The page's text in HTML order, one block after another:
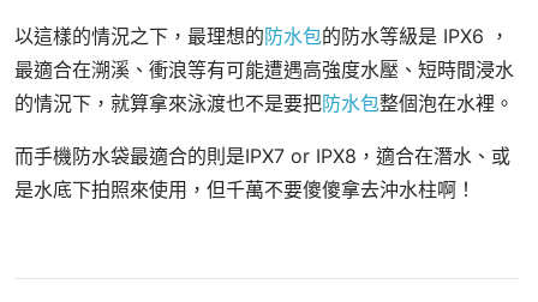
以這樣的情況之下，最理想的防水包的防水等級是 IPX6 ，
最適合在溯溪、衝浪等有可能遭遇高強度水壓、短時間浸水
的情況下，就算拿來泳渡也不是要把防水包整個泡在水裡。
而手機防水袋最適合的則是IPX7 or IPX8，適合在潛水、或
是水底下拍照來使用，但千萬不要傻傻拿去沖水柱啊！